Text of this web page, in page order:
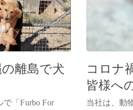
の離島で犬
で「Furbo For
コロナ
皆様へ
当社は、動